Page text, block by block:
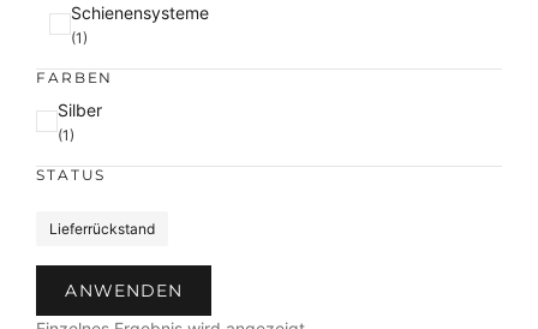
g
e
Schienensysteme
(1)
FARBEN
F
a
r
Silber
(1)
STATUS
Lieferrückstand
ANWENDEN